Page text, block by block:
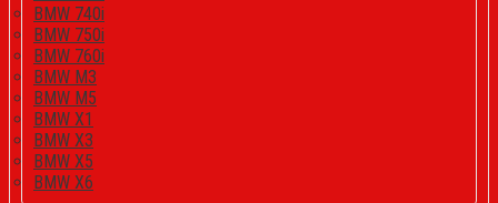
BMW 740i
BMW 750i
BMW 760i
BMW M3
BMW M5
BMW X1
BMW X3
BMW X5
BMW X6